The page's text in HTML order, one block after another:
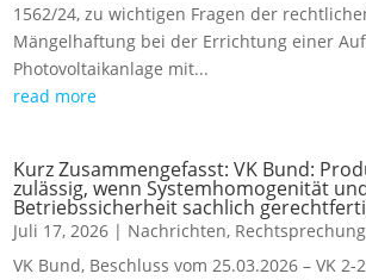
1562/24, zu wichtigen Fragen der
Mängelhaftung bei der Errichtung einer
Photovoltaikanlage mit...
read more
Kurz Zusammengefasst: VK Bund:
zulässig, wenn Systemhomogenität
Betriebssicherheit sachlich
Juli 17, 2026 | Nachrichten, Rechtsprechung
VK Bund, Beschluss vom 25.03.2026 – VK